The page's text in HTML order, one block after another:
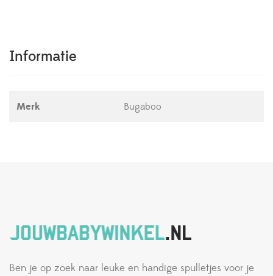
Informatie
Merk Bugaboo
Ben je op zoek naar leuke en handige spulletjes voor je